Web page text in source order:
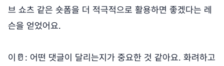
브 쇼츠 같은 숏폼을 더 적극적으로 활용하면 좋겠다는 레
슨을 얻었어요.
이🥛: 어떤 댓글이 달리는지가 중요한 것 같아요. 화려하고